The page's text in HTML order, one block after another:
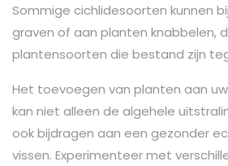
Sommige cichlidesoorten kunnen
graven of aan planten knabbelen,
plantensoorten die bestand zijn
Het toevoegen van planten aan
kan niet alleen de algehele
ook bijdragen aan een gezonder
vissen. Experimenteer met